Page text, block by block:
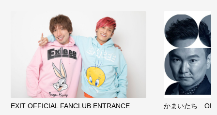
EXIT OFFICIAL FANCLUB ENTRANCE かまいたち